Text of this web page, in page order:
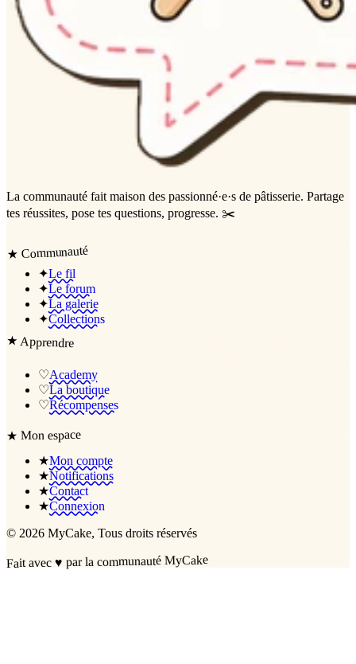
La communauté fait maison des passionné·e·s de pâtisserie. Partage
tes réussites, pose tes questions, progresse. ✂️
★ Communauté
✦Le fil
✦Le forum
✦La galerie
✦Collections
★Apprendre
♡Academy
♡La boutique
♡Récompenses
★Mon espace
★Mon compte
★Notifications
★Contact
★Connexion
© 2026 MyCake, Tous droits réservés
Fait avec♥ par la communauté MyCake